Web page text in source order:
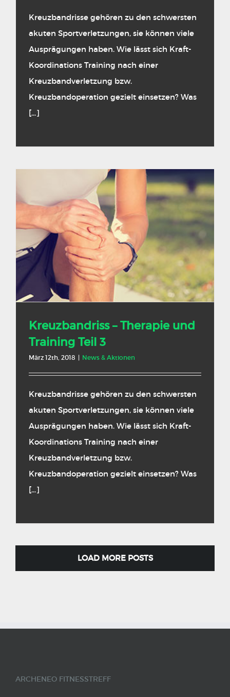
Kreuzbandrisse gehören zu den schwersten
akuten Sportverletzungen, sie können viele
Ausprägungen haben. Wie lässt sich Kraft-
Koordinations Training nach einer
Kreuzbandverletzung bzw.
Kreuzbandoperation gezielt einsetzen? Was
[...]
Kreuzbandriss – Therapie und
Training Teil 3
März 12th, 2018 | News & Aktionen
Kreuzbandrisse gehören zu den schwersten
akuten Sportverletzungen, sie können viele
Ausprägungen haben. Wie lässt sich Kraft-
Koordinations Training nach einer
Kreuzbandverletzung bzw.
Kreuzbandoperation gezielt einsetzen? Was
[...]
LOAD MORE POSTS
ARCHENEO FITNESSTREFF